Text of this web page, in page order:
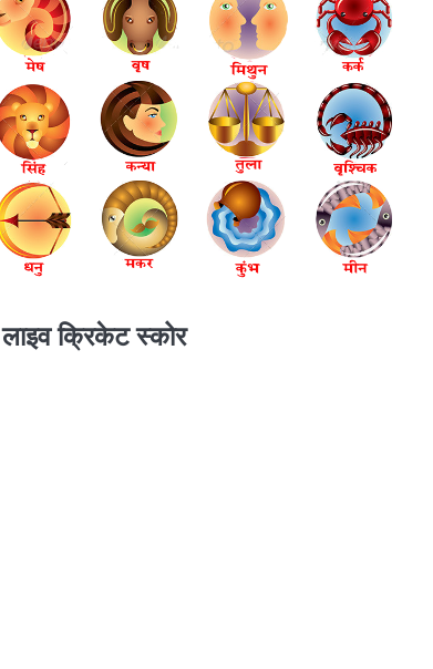
लाइव क्रिकेट स्कोर